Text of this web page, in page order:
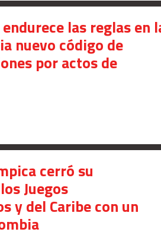
las reglas en
nuevo código de
por actos de
cerró su
Juegos
y del Caribe con un